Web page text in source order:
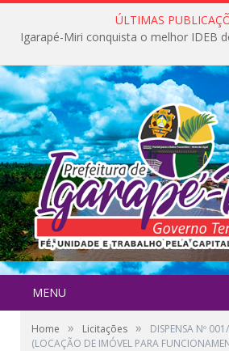
ÚLTIMAS
MENU
Home » Licitações »
DISPENSA Nº
(LOCAÇÃO DE IMÓVEL PARA